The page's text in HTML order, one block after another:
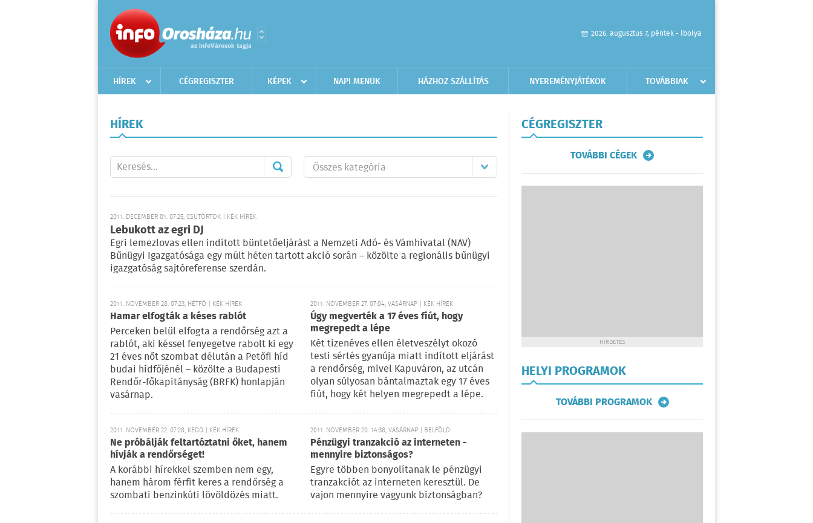
2026. augusztus 7, péntek - Ibolya
HÍREK CÉGREGISZTER KÉPEK NAPI MENÜK HÁZHOZ SZÁLLÍTÁS NYEREMÉNYJÁTÉKOK TOVÁBBIAK
HÍREK
2011. DECEMBER 01. 07:25, CSÜTÖRTÖK | KÉK HÍREK
Lebukott az egri DJ
Egri lemezlovas ellen indított büntetőeljárást a Nemzeti Adó- és Vámhivatal (NAV)
Bűnügyi Igazgatósága egy múlt héten tartott akció során – közölte a regionális bűnügyi
igazgatóság sajtóreferense szerdán.
2011. NOVEMBER 28. 07:23, HÉTFŐ | KÉK HÍREK
Hamar elfogták a késes rablót
Perceken belül elfogta a rendőrség azt a
rablót, aki késsel fenyegetve rabolt ki egy
21 éves nőt szombat délután a Petőfi híd
budai hídfőjénél – közölte a Budapesti
Rendőr-főkapitányság (BRFK) honlapján
vasárnap.
2011. NOVEMBER 27. 07:04, VASÁRNAP | KÉK HÍREK
Úgy megverték a 17 éves fiút, hogy
megrepedt a lépe
Két tizenéves ellen életveszélyt okozó
testi sértés gyanúja miatt indított eljárást
a rendőrség, mivel Kapuváron, az utcán
olyan súlyosan bántalmaztak egy 17 éves
fiút, hogy két helyen megrepedt a lépe.
2011. NOVEMBER 22. 07:28, KEDD | KÉK HÍREK
Ne próbálják feltartóztatni őket, hanem
hívják a rendőrséget!
A korábbi hírekkel szemben nem egy,
hanem három férfit keres a rendőrség a
szombati benzinkúti lövöldözés miatt.
2011. NOVEMBER 20. 14:38, VASÁRNAP | BELFÖLD
Pénzügyi tranzakció az interneten -
mennyire biztonságos?
Egyre többen bonyolítanak le pénzügyi
tranzakciót az interneten keresztül. De
vajon mennyire vagyunk biztonságban?
CÉGREGISZTER
TOVÁBBI CÉGEK
HIRDETÉS
HELYI PROGRAMOK
TOVÁBBI PROGRAMOK